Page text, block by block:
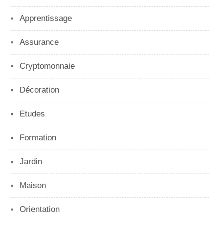
Apprentissage
Assurance
Cryptomonnaie
Décoration
Etudes
Formation
Jardin
Maison
Orientation